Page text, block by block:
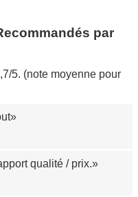
par
5. (note moyenne pour
qualité / prix.